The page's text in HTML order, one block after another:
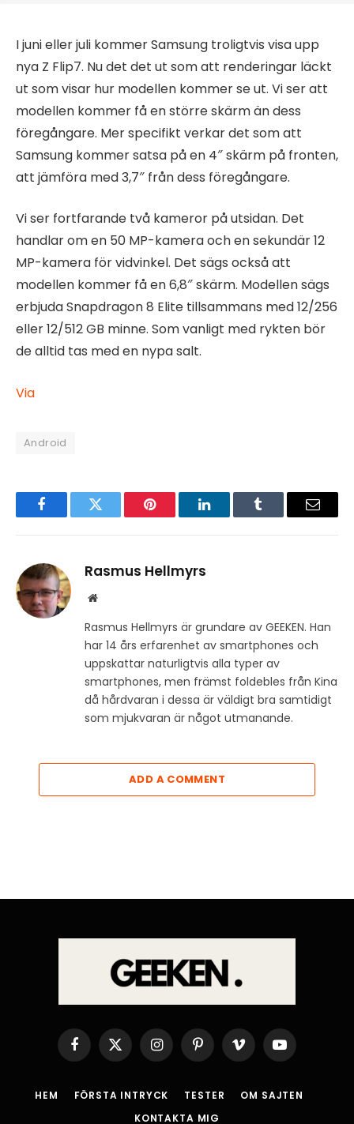
I juni eller juli kommer Samsung troligtvis visa upp
nya Z Flip7. Nu det det ut som att renderingar läckt
ut som visar hur modellen kommer se ut. Vi ser att
modellen kommer få en större skärm än dess
föregångare. Mer specifikt verkar det som att
Samsung kommer satsa på en 4″ skärm på fronten,
att jämföra med 3,7″ från dess föregångare.
Vi ser fortfarande två kameror på utsidan. Det
handlar om en 50 MP-kamera och en sekundär 12
MP-kamera för vidvinkel. Det sägs också att
modellen kommer få en 6,8″ skärm. Modellen sägs
erbjuda Snapdragon 8 Elite tillsammans med 12/256
eller 12/512 GB minne. Som vanligt med rykten bör
de alltid tas med en nypa salt.
Via
Android
FacebookTwitter Pinterest LinkedInTumblr Email
Rasmus Hellmyrs
Website
Rasmus Hellmyrs är grundare av GEEKEN. Han
har 14 års erfarenhet av smartphones och
uppskattar naturligtvis alla typer av
smartphones, men främst foldebles från Kina
då hårdvaran i dessa är väldigt bra samtidigt
som mjukvaran är något utmanande.
ADD A COMMENT
Facebook
X
(Twitter)
InstagramPinterestVimeo YouTube
HEM FÖRSTA INTRYCK TESTER
OM SAJTEN
KONTAKTA MIG